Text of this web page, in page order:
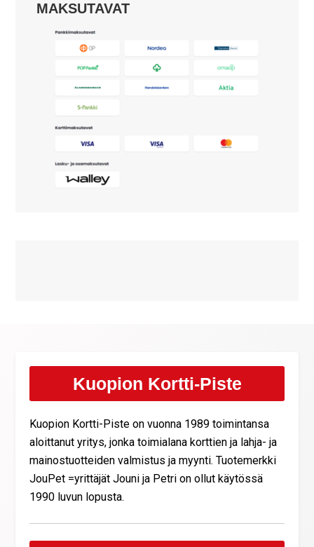
MAKSUTAVAT
Kuopion Kortti-Piste
Kuopion Kortti-Piste on vuonna 1989 toimintansa
aloittanut yritys, jonka toimialana korttien ja lahja- ja
mainostuotteiden valmistus ja myynti. Tuotemerkki
JouPet =yrittäjät Jouni ja Petri on ollut käytössä
1990 luvun lopusta.